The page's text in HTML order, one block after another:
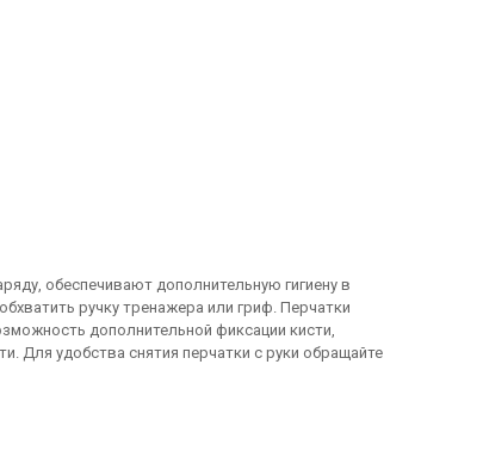
обеспечивают дополнительную гигиену в
ручку тренажера или гриф. Перчатки
дополнительной фиксации кисти,
Для удобства снятия перчатки с руки обращайте